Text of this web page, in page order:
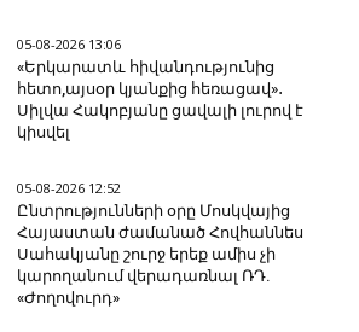
05-08-2026 13:06
«Երկարատև հիվանդությունից
հետո,այսօր կյանքից հեռացավ»․
Սիլվա Հակոբյանը ցավալի լուրով է
կիսվել
05-08-2026 12:52
Ընտրությունների օրը Մոսկվայից
Հայաստան ժամանած Հովհաննես
Սահակյանը շուրջ երեք ամիս չի
կարողանում վերադառնալ ՌԴ.
«Ժողովուրդ»